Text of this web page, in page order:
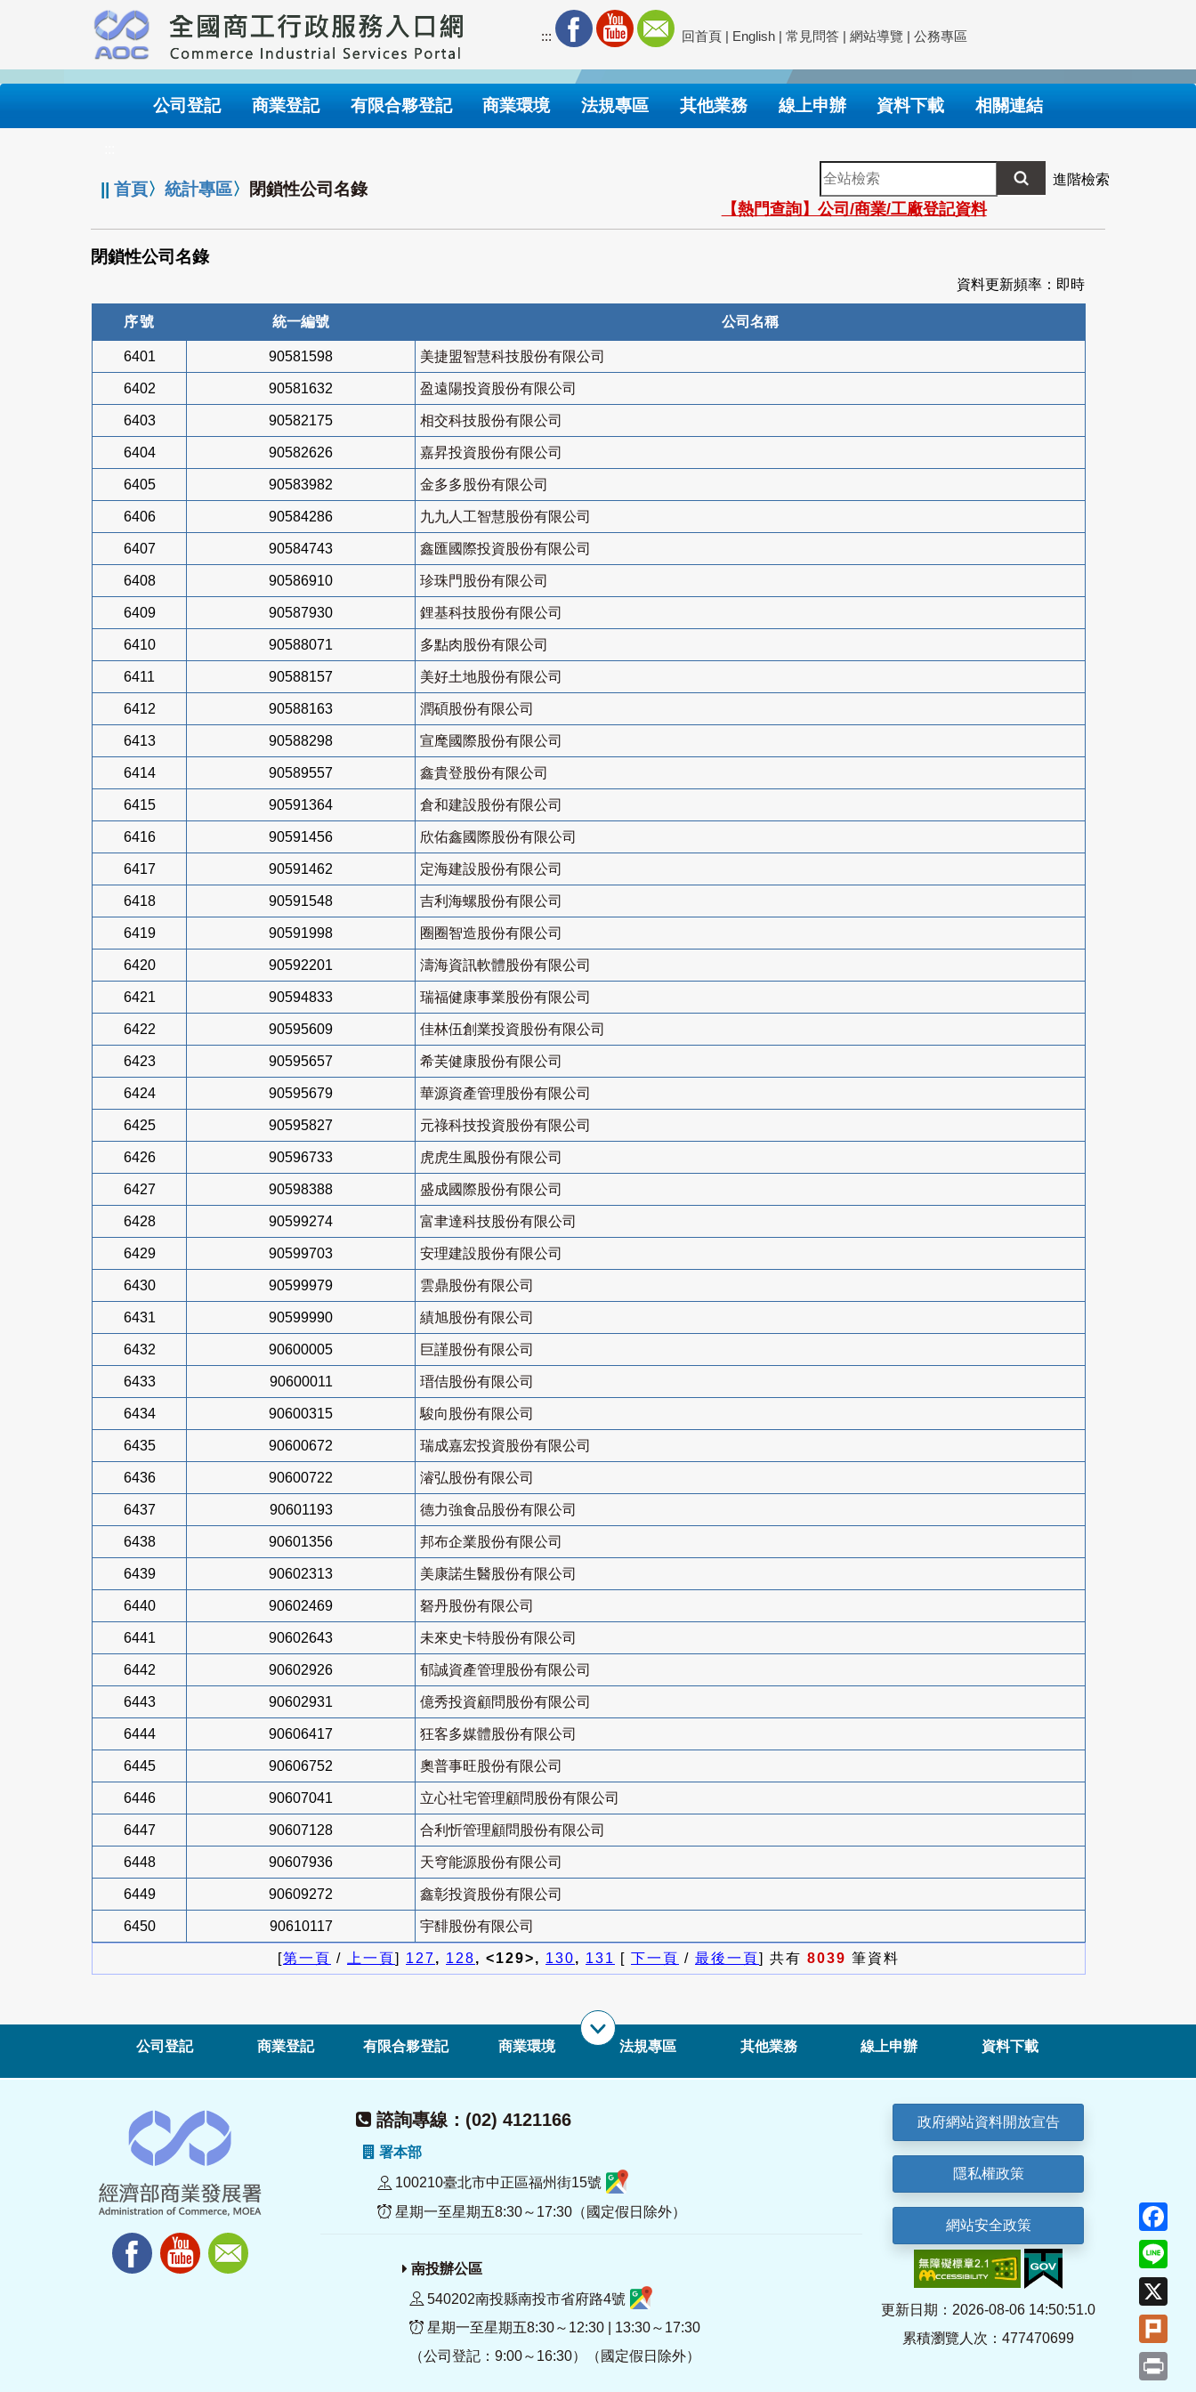
要
內
::: 回首頁 | English | 常見問答 | 網站導覽 | 公務專區
公司登記 商業登記 有限合夥登記 商業環境 法規專區 其他業務 線上申辦 資料下載 相關連結
||首頁〉統計專區〉 閉鎖性公司名錄
全
站
檢
索
進階檢索
【熱門查詢】公司/商業/工廠登記資料
閉鎖性公司名錄
資料更新頻率：即時
序號 統一編號 公司名稱
6401 90581598 美捷盟智慧科技股份有限公司
6402 90581632 盈遠陽投資股份有限公司
6403 90582175 相交科技股份有限公司
6404 90582626 嘉昇投資股份有限公司
6405 90583982 金多多股份有限公司
6406 90584286 九九人工智慧股份有限公司
6407 90584743 鑫匯國際投資股份有限公司
6408 90586910 珍珠門股份有限公司
6409 90587930 鋰基科技股份有限公司
6410 90588071 多點肉股份有限公司
6411 90588157 美好土地股份有限公司
6412 90588163 潤碩股份有限公司
6413 90588298 宣麾國際股份有限公司
6414 90589557 鑫貴登股份有限公司
6415 90591364 倉和建設股份有限公司
6416 90591456 欣佑鑫國際股份有限公司
6417 90591462 定海建設股份有限公司
6418 90591548 吉利海螺股份有限公司
6419 90591998 圈圈智造股份有限公司
6420 90592201 濤海資訊軟體股份有限公司
6421 90594833 瑞福健康事業股份有限公司
6422 90595609 佳林伍創業投資股份有限公司
6423 90595657 希芙健康股份有限公司
6424 90595679 華源資產管理股份有限公司
6425 90595827 元祿科技投資股份有限公司
6426 90596733 虎虎生風股份有限公司
6427 90598388 盛成國際股份有限公司
6428 90599274 富聿達科技股份有限公司
6429 90599703 安理建設股份有限公司
6430 90599979 雲鼎股份有限公司
6431 90599990 績旭股份有限公司
6432 90600005 巨謹股份有限公司
6433 90600011 瑨佶股份有限公司
6434 90600315 駿向股份有限公司
6435 90600672 瑞成嘉宏投資股份有限公司
6436 90600722 濬弘股份有限公司
6437 90601193 德力強食品股份有限公司
6438 90601356 邦布企業股份有限公司
6439 90602313 美康諾生醫股份有限公司
6440 90602469 砮丹股份有限公司
6441 90602643 未來史卡特股份有限公司
6442 90602926 郁誠資產管理股份有限公司
6443 90602931 億秀投資顧問股份有限公司
6444 90606417 狂客多媒體股份有限公司
6445 90606752 奧普事旺股份有限公司
6446 90607041 立心社宅管理顧問股份有限公司
6447 90607128 合利忻管理顧問股份有限公司
6448 90607936 天穹能源股份有限公司
6449 90609272 鑫彰投資股份有限公司
6450 90610117 宇馡股份有限公司
[第一頁 / 上一頁] 127, 128, <129>, 130, 131 [ 下一頁 / 最後一頁] 共有 8039 筆資料
公司登記 商業登記 有限合夥登記 商業環境 法規專區 其他業務 線上申辦 資料下載
諮詢專線：(02) 4121166
署本部
100210臺北市中正區福州街15號
星期一至星期五8:30～17:30（國定假日除外）
南投辦公區
540202南投縣南投市省府路4號
星期一至星期五8:30～12:30 | 13:30～17:30
（公司登記：9:00～16:30）（國定假日除外）
政府網站資料開放宣告
隱私權政策
網站安全政策
更新日期：2026-08-06 14:50:51.0
累積瀏覽人次：477470699